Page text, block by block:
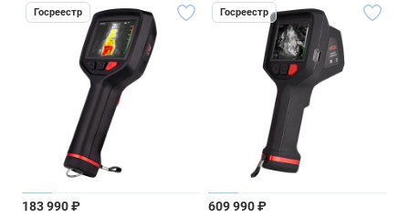
Госреестр
183 990 ₽
Госреестр
609 990 ₽